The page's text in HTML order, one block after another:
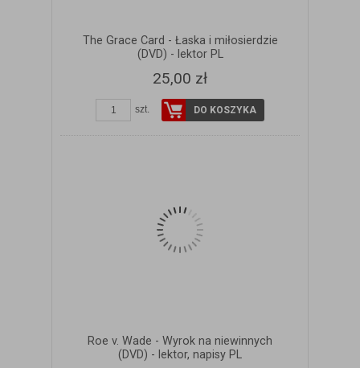
The Grace Card - Łaska i miłosierdzie
(DVD) - lektor PL
25,00 zł
szt. DO KOSZYKA
Roe v. Wade - Wyrok na niewinnych
(DVD) - lektor, napisy PL